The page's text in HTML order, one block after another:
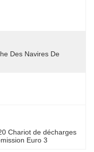
Des Navires De
Chariot de décharges
Euro 3